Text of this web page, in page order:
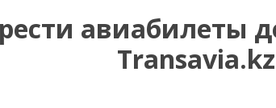
авиабилеты
Transavia.kz